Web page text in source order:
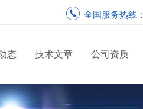
全国服务热线：
态 技术文章 公司资质